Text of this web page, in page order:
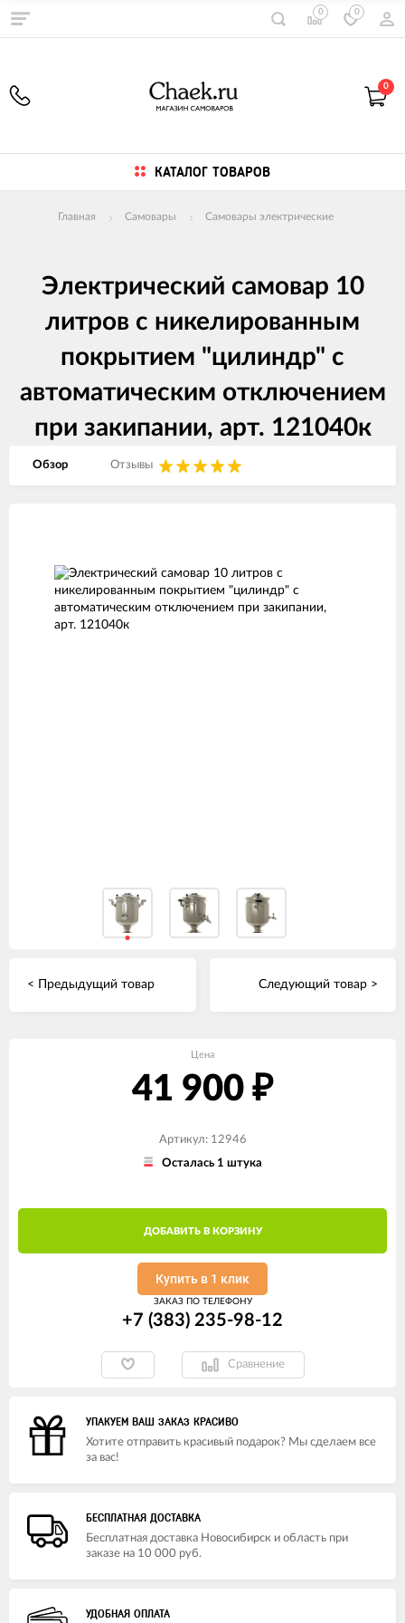
0 0
0
КАТАЛОГ ТОВАРОВ
Главная Самовары Самовары электрические
Электрический самовар 10
литров с никелированным
покрытием "цилиндр" с
автоматическим отключением
при закипании, арт. 121040к
Обзор Отзывы
< Предыдущий товар Следующий товар >
Цена
41 900 ₽
Артикул: 12946
Осталась 1 штука
ДОБАВИТЬ В КОРЗИНУ
Купить в 1 клик
ЗАКАЗ ПО ТЕЛЕФОНУ
+7 (383) 235-98-12
Сравнение
УПАКУЕМ ВАШ ЗАКАЗ КРАСИВО
Хотите отправить красивый подарок? Мы сделаем все
за вас!
БЕСПЛАТНАЯ ДОСТАВКА
Бесплатная доставка Новосибирск и область при
заказе на 10 000 руб.
УДОБНАЯ ОПЛАТА